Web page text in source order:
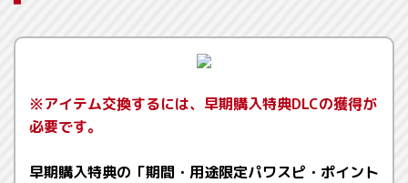
※アイテム交換するには、早期購入特典DLCの獲得が
必要です。
早期購入特典の「期間・用途限定パワスピ・ポイント